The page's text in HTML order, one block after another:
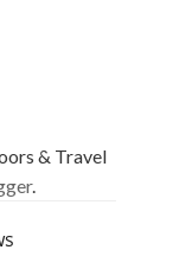
& Travel
.